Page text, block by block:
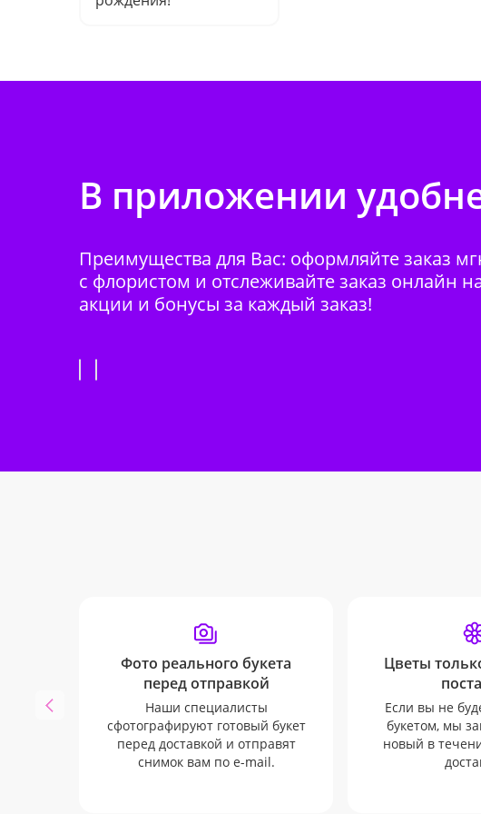
В приложении
Преимущества для Вас: оформляйте заказ
с флористом и отслеживайте заказ онлайн
акции и бонусы за каждый заказ!
Фото реального букета
перед отправкой
Наши специалисты
сфотографируют готовый букет
перед доставкой и отправят
снимок вам по e-mail.
Цветы
Если вы не
букетом, мы
новый в